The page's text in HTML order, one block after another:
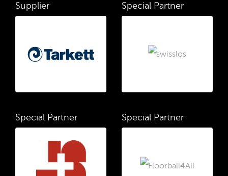
Supplier Special Partner
Special Partner Special Partner